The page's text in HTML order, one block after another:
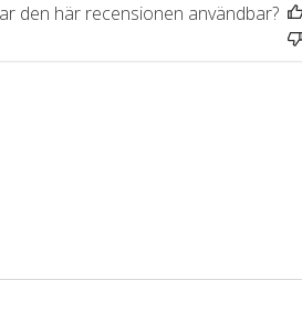
den här recensionen användbar?